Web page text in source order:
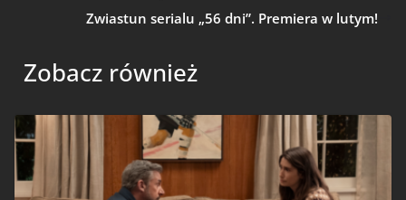
Zwiastun serialu „56 dni”. Premiera w lutym!
Zobacz również